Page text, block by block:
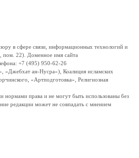
в сфере связи, информационных технологий и
пом. 22). Доменное имя сайта
+7 (495) 950-62-26
«Джебхат ан-Нусра»), Коалиция исламских
«Артподготовка», Религиозная
нормами права и не могут быть использованы без
редакции может не совпадать с мнением